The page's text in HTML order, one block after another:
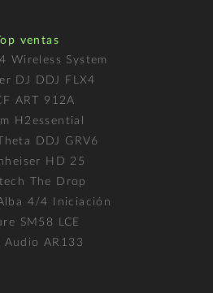
ventas
Wireless System
DJ DDJ FLX4
ART 912A
H2essential
DDJ GRV6
HD 25
The Drop
4/4 Iniciación
SM58 LCE
Audio AR133